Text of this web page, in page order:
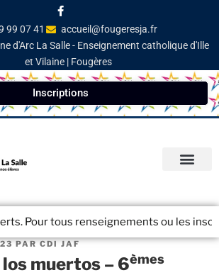
99 07 41
accueil@fougeresja.fr
d'Arc La Salle - Enseignement catholique d'Ille
et Vilaine | Fougères
Inscriptions
Pour tous renseignements ou les
PARCDI JAF
muertos – 6èmes